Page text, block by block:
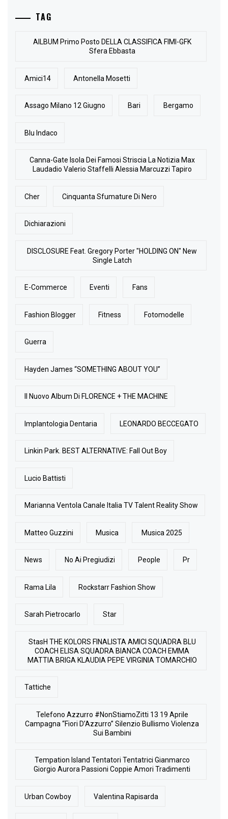
TAG
AlLBUM Primo Posto DELLA CLASSIFICA FIMI-GFK
Sfera Ebbasta
Amici14 Antonella Mosetti
Assago Milano 12 Giugno Bari Bergamo
Blu Indaco
Canna-Gate Isola Dei Famosi Striscia La Notizia Max
Laudadio Valerio Staffelli Alessia Marcuzzi Tapiro
Cher Cinquanta Sfumature Di Nero
Dichiarazioni
DISCLOSURE Feat. Gregory Porter "HOLDING ON" New
Single Latch
E-Commerce Eventi Fans
Fashion Blogger Fitness Fotomodelle
Guerra
Hayden James “SOMETHING ABOUT YOU”
Il Nuovo Album Di FLORENCE + THE MACHINE
Implantologia Dentaria LEONARDO BECCEGATO
Linkin Park. BEST ALTERNATIVE: Fall Out Boy
Lucio Battisti
Marianna Ventola Canale Italia TV Talent Reality Show
Matteo Guzzini Musica Musica 2025
News No Ai Pregiudizi People Pr
Rama Lila Rockstarr Fashion Show
Sarah Pietrocarlo Star
StasH THE KOLORS FINALISTA AMICI SQUADRA BLU
COACH ELISA SQUADRA BIANCA COACH EMMA
MATTIA BRIGA KLAUDIA PEPE VIRGINIA TOMARCHIO
Tattiche
Telefono Azzurro #NonStiamoZitti 13 19 Aprile
Campagna “Fiori D’Azzurro” Silenzio Bullismo Violenza
Sui Bambini
Tempation Island Tentatori Tentatrici Gianmarco
Giorgio Aurora Passioni Coppie Amori Tradimenti
Urban Cowboy Valentina Rapisarda